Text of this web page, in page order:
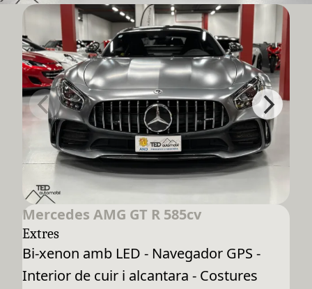
Mercedes AMG GT R 585cv
Extres
Bi-xenon amb LED - Navegador GPS -
Interior de cuir i alcantara - Costures